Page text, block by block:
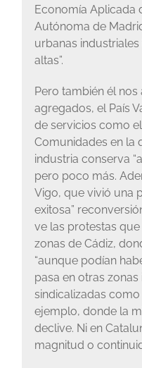
Economía Aplicada
Autónoma de
urbanas
altas”.
Pero también él
agregados, el País
de servicios como
Comunidades en la
industria conserva
pero poco más.
Vigo, que vivió una
exitosa”
ve las protestas
zonas de Cádiz,
“aunque podían
pasa en otras
sindicalizadas
ejemplo, donde la
declive. Ni en
magnitud o